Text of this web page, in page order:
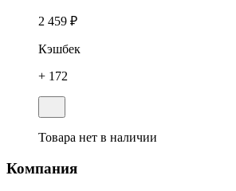
2 459 ₽
Кэшбек
+ 172
Товара нет в наличии
Компания